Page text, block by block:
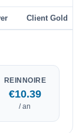
Client Gold
REINNOIRE
€10.39
/ an